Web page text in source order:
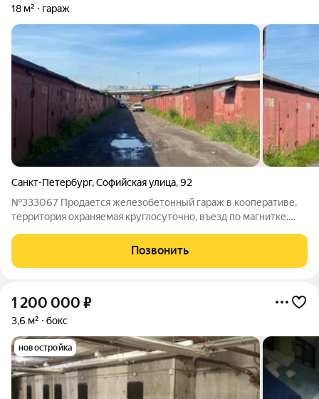
18 м² гараж
Санкт-Петербург,Софийская улица,92
№333067 Продается железобетонный гараж в кооперативе,
территория охраняемая круглосуточно, въезд по магнитке.
Можно подключить электричество. Удобное расположение в
конце Софийской улице на
Позвонить
1 200 000 ₽
3,6 м² бокс
новостройка